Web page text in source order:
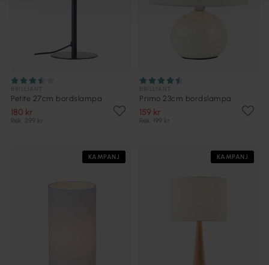
Petite 27cm bordslampa
180 kr
Rek. 399 kr
Primo 23cm bordslampa
159 kr
Rek. 199 kr
KAMPANJ KAMPANJ